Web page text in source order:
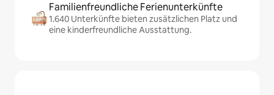
Familienfreundliche Ferienunterkünfte
1.640 Unterkünfte bieten zusätzlichen Platz und
eine kinderfreundliche Ausstattung.